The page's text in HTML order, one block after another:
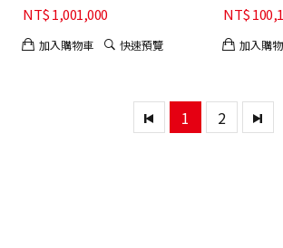
NT$1,001,000
加入購物車 快速預覽
NT$
加入購
1 2